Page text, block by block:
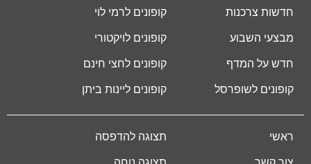
חדשות צרכנות
מבצעי השבוע
חדש על המדף
קופונים לשופרסל
קופונים לרמי לוי
קופונים לויקטורי
קופונים לחצי חינם
קופונים ליינות ביתן
ראשי תצוגה להדפסה